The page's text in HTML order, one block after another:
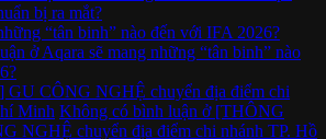
bị ra mắt?
“tân binh” nào đến với IFA 2026?
ở Aqara sẽ mang những “tân binh” nào
CÔNG NGHỆ chuyển địa điểm chi
Minh Không có bình luận ở [THÔNG
NGHỆ chuyển địa điểm chi nhánh TP. Hồ